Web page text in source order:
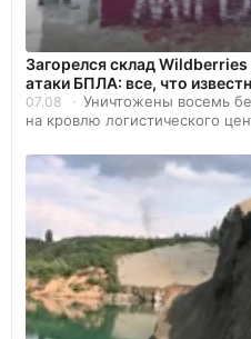
Загорелся склад Wildberries
атаки БПЛА: все, что
07.08
Уничтожены восемь
на кровлю логистического